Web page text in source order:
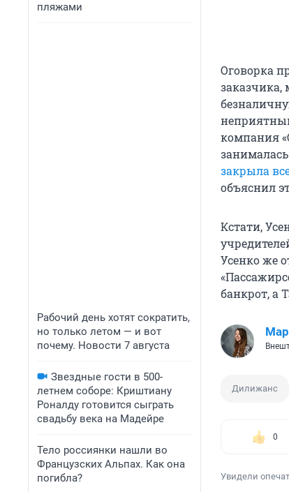
пляжами
Рабочий день хотят сократить,
но только летом — и вот
почему. Новости 7 августа
Звездные гости в 500-
летнем соборе: Криштиану
Роналду готовится сыграть
свадьбу века на Мадейре
Тело россиянки нашли во
Французских Альпах. Как она
погибла?
Оговорка
заказчика,
компания
закрыла
объяснил
Кстати,
Усенко же
банкрот, а
Дилижанс
0
Увидели